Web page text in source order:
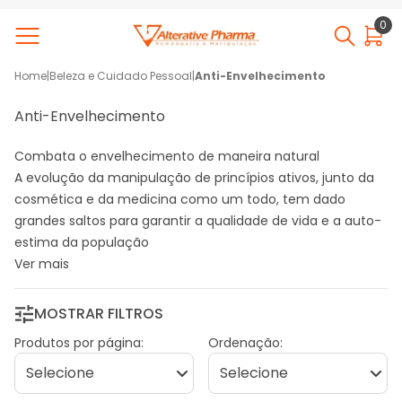
0
Home|Beleza e Cuidado Pessoal|Anti-Envelhecimento
Anti-Envelhecimento
Combata o envelhecimento de maneira natural
A evolução da manipulação de princípios ativos, junto da
cosmética e da medicina como um todo, tem dado
grandes saltos para garantir a qualidade de vida e a auto-
estima da população
Ver mais
MOSTRAR FILTROS
Produtos por página: Ordenação: